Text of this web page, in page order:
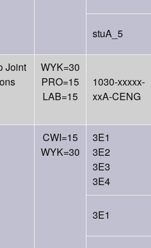
stuA_5
Joint
WYK=30
PRO=15
LAB=15
1030-xxxxx-
xxA-CENG
CWI=15
WYK=30
3E1
3E2
3E3
3E4
3E1